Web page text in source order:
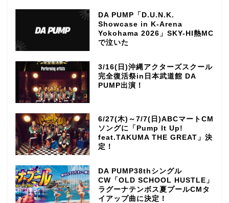
DA PUMP「D.U.N.K.
Showcase in K-Arena
Yokohama 2026」SKY-HI熱MC
で泣いた
3/16(日)沖縄アクターズスクール
完全復活祭in日本武道館 DA
PUMP出演！
6/27(木)～7/7(日)ABCマートCM
ソングに「Pump It Up!
feat.TAKUMA THE GREAT」決
定！
DA PUMP38thシングル
CW「OLD SCHOOL HUSTLE」
ラグーナテンボス夏プールCMタ
イアップ曲に決定！